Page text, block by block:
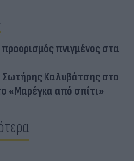
πνιγμένος στα
Καλυβάτσης στο
«Μαρέγκα από σπίτι»